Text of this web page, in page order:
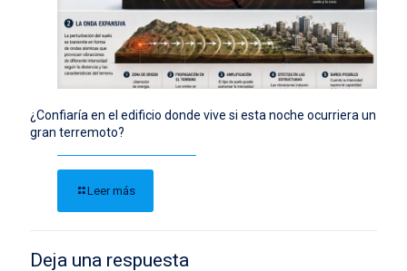
¿Confiaría en el edificio donde vive si esta noche ocurriera un
gran terremoto?
Leer más
Deja una respuesta